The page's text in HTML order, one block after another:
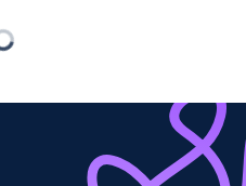
Načítavam…